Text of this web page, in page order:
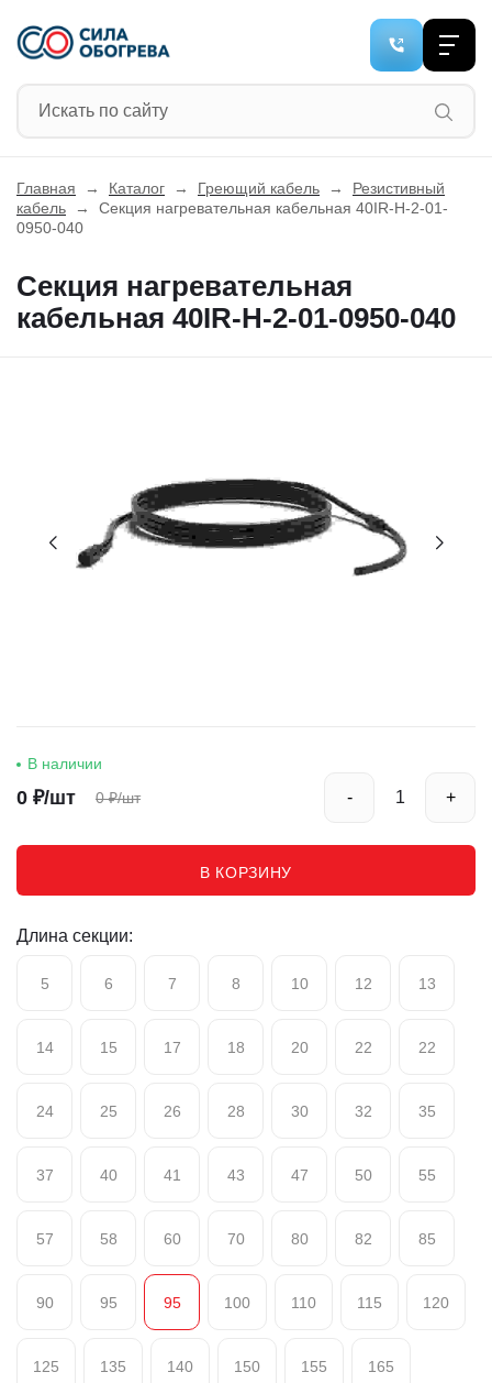
Главная → Каталог → Греющий кабель →
Резистивный
кабель
→
Секция нагревательная кабельная 40IR-H-2-01-
0950-040
Секция нагревательная
кабельная 40IR-H-2-01-0950-040
В наличии
0 ₽/шт 0 ₽/шт - +
В КОРЗИНУ
Длина секции:
5 6 7 8 10 12 13
14 15 17 18 20 22 22
24 25 26 28 30 32 35
37 40 41 43 47 50 55
57 58 60 70 80 82 85
90 95 95 100 110 115 120
125 135 140 150 155 165